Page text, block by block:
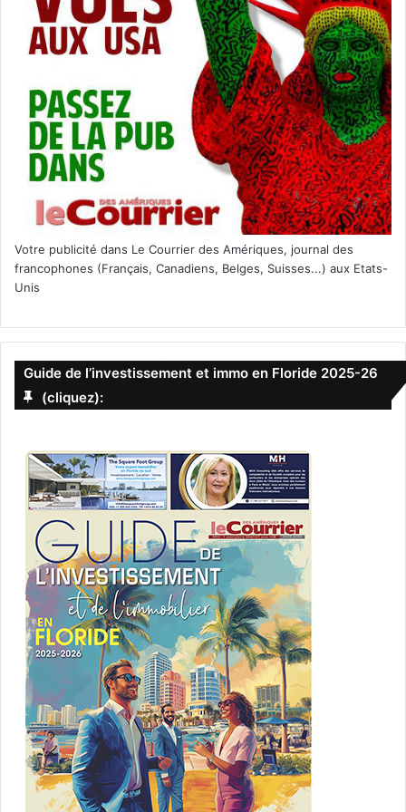
preuve d’enregistrement ?
D’après une réglementation datant de 1960, plusieurs
documents émis par des agences fédérales ou déposés
par un étranger dans le cadre d’une demande
d’immigration constituent une preuve d’enregistrement
valide. Les plus courants sont :
(reçu automatiquement par les
non-immigrants arrivant par voie aérienne ou
terrestre, sauf certains Canadiens entrant par la
route).
conditionnelledans un passeport étranger.
Mexicains et à certains Canadiens).
Undocument d’autorisation d’emploi (EAD)
Unavis de comparution(Notice to Appear) utilisé
pour engager des procédures d’expulsion.
Si un voyageur possède déjà un de ces documents, il est
considéré comme enregistréet n’a pas besoin de
s’enregistrer à nouveau,sauf s’il atteint l’âge de 14 ans
Exemptions et précisions pour les
Canadiens
Les visiteurs d’affaires et les touristes canadiens
entrant par voie terrestre ne seront pas soumis à la
collecte de données biométriques(empreintes
digitales), mais devront s’enregistrer s’ils restent plus
de 30 jours.
Votre publicité dans Le Courrier des Amériques, journal des
francophones (Français, Canadiens, Belges, Suisses...) aux Etats-
Unis
Guide de l’investissement et immo en Floride 2025-26
(cliquez):